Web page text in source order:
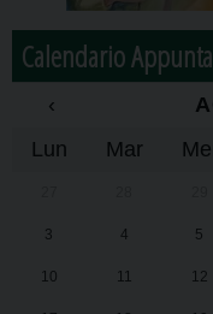
Calendario
‹
Lun
Mar
3 4 5
10 11 12